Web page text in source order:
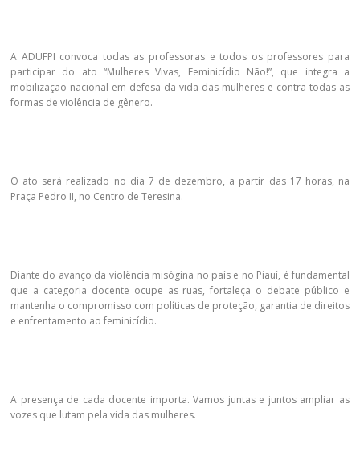
A ADUFPI convoca todas as professoras e todos os professores para
participar do ato “Mulheres Vivas, Feminicídio Não!”, que integra a
mobilização nacional em defesa da vida das mulheres e contra todas as
formas de violência de gênero.
O ato será realizado no dia 7 de dezembro, a partir das 17 horas, na
Praça Pedro II, no Centro de Teresina.
Diante do avanço da violência misógina no país e no Piauí, é fundamental
que a categoria docente ocupe as ruas, fortaleça o debate público e
mantenha o compromisso com políticas de proteção, garantia de direitos
e enfrentamento ao feminicídio.
A presença de cada docente importa. Vamos juntas e juntos ampliar as
vozes que lutam pela vida das mulheres.